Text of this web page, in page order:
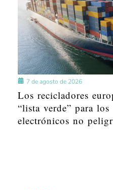
7 de agosto de 2026
Los recicladores
“lista verde” para
electrónicos no